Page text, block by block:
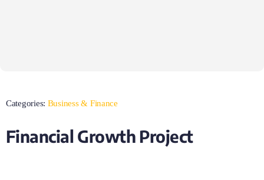
Categories: Business & Finance
Financial Growth Project